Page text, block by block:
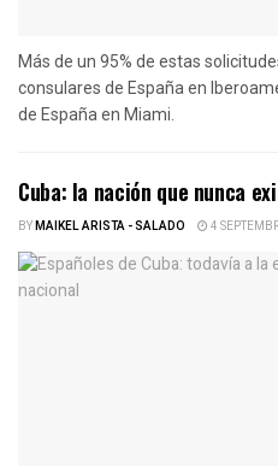
Más de un 95% de estas
consulares de España en
de España en Miami.
Cuba: la nación que nunca
BYMAIKEL ARISTA - SALADO 4